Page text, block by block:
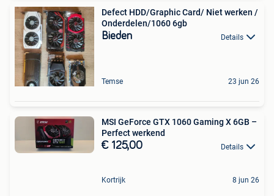
Defect HDD/Graphic Card/ Niet werken /
Onderdelen/1060 6gb
Bieden Details
Temse 23 jun 26
MSI GeForce GTX 1060 Gaming X 6GB –
Perfect werkend
€ 125,00 Details
Kortrijk 8 jun 26